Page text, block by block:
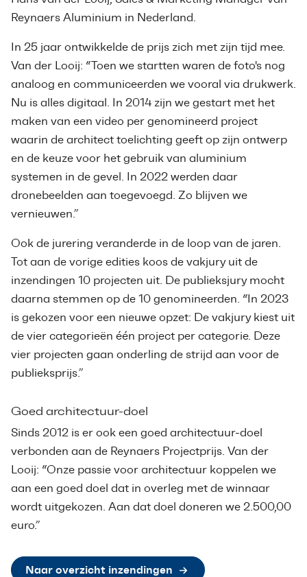
Reynaers Aluminium in Nederland.
In 25 jaar ontwikkelde de prijs zich met zijn tijd mee.
Van der Looij: “Toen we startten waren de foto's nog
analoog en communiceerden we vooral via drukwerk.
Nu is alles digitaal. In 2014 zijn we gestart met het
maken van een video per genomineerd project
waarin de architect toelichting geeft op zijn ontwerp
en de keuze voor het gebruik van aluminium
systemen in de gevel. In 2022 werden daar
dronebeelden aan toegevoegd. Zo blijven we
vernieuwen.”
Ook de jurering veranderde in de loop van de jaren.
Tot aan de vorige edities koos de vakjury uit de
inzendingen 10 projecten uit. De publieksjury mocht
daarna stemmen op de 10 genomineerden. “In 2023
is gekozen voor een nieuwe opzet: De vakjury kiest uit
de vier categorieën één project per categorie. Deze
vier projecten gaan onderling de strijd aan voor de
publieksprijs.”
Goed architectuur-doel
Sinds 2012 is er ook een goed architectuur-doel
verbonden aan de Reynaers Projectprijs. Van der
Looij: “Onze passie voor architectuur koppelen we
aan een goed doel dat in overleg met de winnaar
wordt uitgekozen. Aan dat doel doneren we 2.500,00
euro.”
Naar overzicht inzendingen